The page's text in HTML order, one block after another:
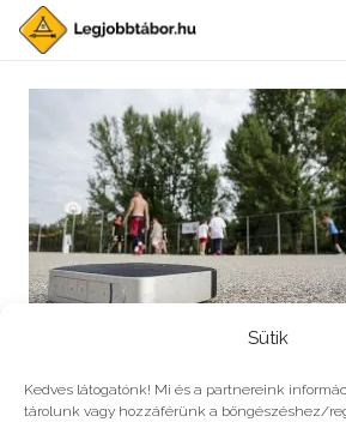
Sütik
Kedves látogatónk! Mi és a partnereink
tárolunk vagy hozzáférünk a böngészéshez/
TEAM kosárpályáján